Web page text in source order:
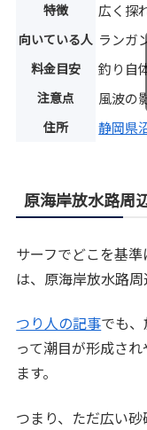
特徴 広く探
向いている人 ランガ
料金目安 釣り自
注意点 風波の
住所 静岡県
原海岸放水路周
サーフでどこを基
は、原海岸放水路周
つり人の記事でも
って潮目が形成さ
ます。
つまり、ただ広い